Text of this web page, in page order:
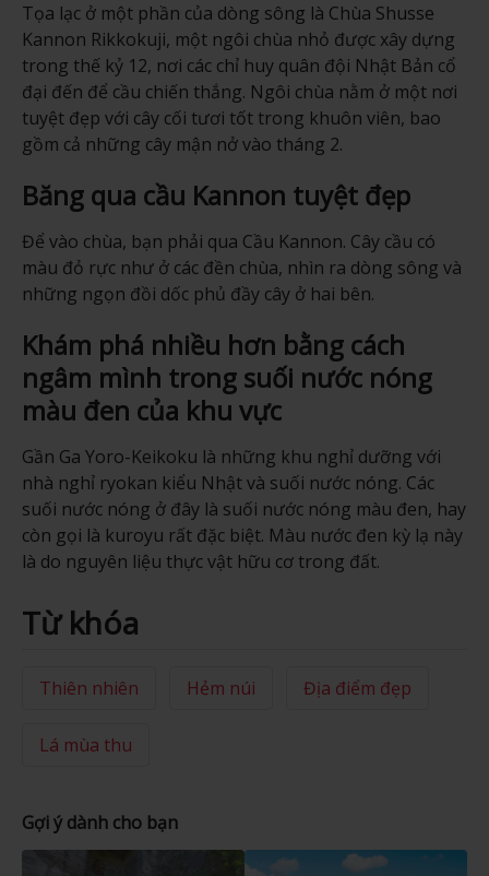
Tọa lạc ở một phần của dòng sông là Chùa Shusse
Kannon Rikkokuji, một ngôi chùa nhỏ được xây dựng
trong thế kỷ 12, nơi các chỉ huy quân đội Nhật Bản cổ
đại đến để cầu chiến thắng. Ngôi chùa nằm ở một nơi
tuyệt đẹp với cây cối tươi tốt trong khuôn viên, bao
gồm cả những cây mận nở vào tháng 2.
Băng qua cầu Kannon tuyệt đẹp
Để vào chùa, bạn phải qua Cầu Kannon. Cây cầu có
màu đỏ rực như ở các đền chùa, nhìn ra dòng sông và
những ngọn đồi dốc phủ đầy cây ở hai bên.
Khám phá nhiều hơn bằng cách
ngâm mình trong suối nước nóng
màu đen của khu vực
Gần Ga Yoro-Keikoku là những khu nghỉ dưỡng với
nhà nghỉ ryokan kiểu Nhật và suối nước nóng. Các
suối nước nóng ở đây là suối nước nóng màu đen, hay
còn gọi là kuroyu rất đặc biệt. Màu nước đen kỳ lạ này
là do nguyên liệu thực vật hữu cơ trong đất.
Từ khóa
Thiên nhiên Hẻm núi Địa điểm đẹp
Lá mùa thu
Gợi ý dành cho bạn